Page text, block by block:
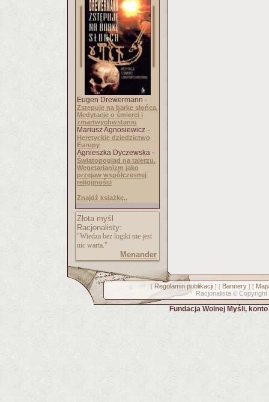
Eugen Drewermann -
Zstępuję na barkę słońca.
Medytacje o śmierci i
zmartwychwstaniu
Mariusz Agnosiewicz -
Heretyckie dziedzictwo
Europy
Agnieszka Dyczewska -
Światopogląd na talerzu.
Wegetarianizm jako
przejaw współczesnej
religijności
Znajdź książkę..
Złota myśl
Racjonalisty:
"Wiedza bez logiki nie jest
nic warta."
Menander
[ Regulamin publikacji] [ Bannery] [
Racjonalista © Copyright
Fundacja Wolnej Myśli,